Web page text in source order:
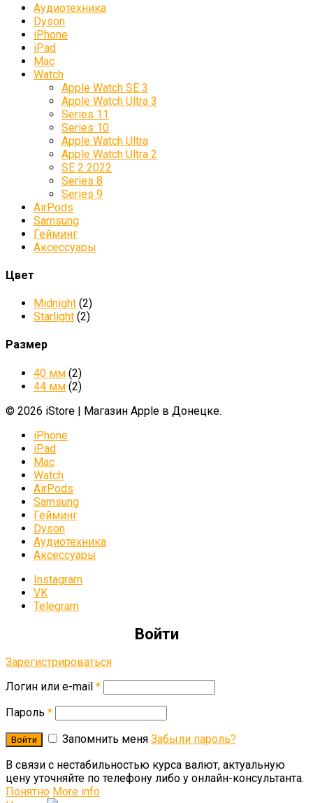
Аудиотехника
Dyson
iPhone
iPad
Mac
Watch
Apple Watch SE 3
Apple Watch Ultra 3
Series 11
Series 10
Apple Watch Ultra
Apple Watch Ultra 2
SE 2 2022
Series 8
Series 9
AirPods
Samsung
Гейминг
Аксессуары
Цвет
Midnight (2)
Starlight (2)
Размер
40 мм (2)
44 мм (2)
© 2026 iStore | Магазин Apple в Донецке.
iPhone
iPad
Mac
Watch
AirPods
Samsung
Гейминг
Dyson
Аудиотехника
Аксессуары
Instagram
VK
Telegram
Войти
Зарегистрироваться
Логин или e-mail *
Пароль *
Запомнить меня Забыли пароль?
В связи c нестабильностью курса валют, актуальную
цену уточняйте по телефону либо у онлайн-консультанта.
Понятно More info